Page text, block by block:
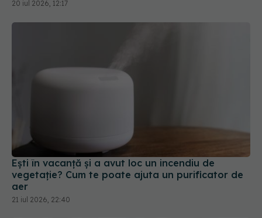
20 iul 2026, 12:17
Ești în vacanță și a avut loc un incendiu de
vegetație? Cum te poate ajuta un purificator de
aer
21 iul 2026, 22:40